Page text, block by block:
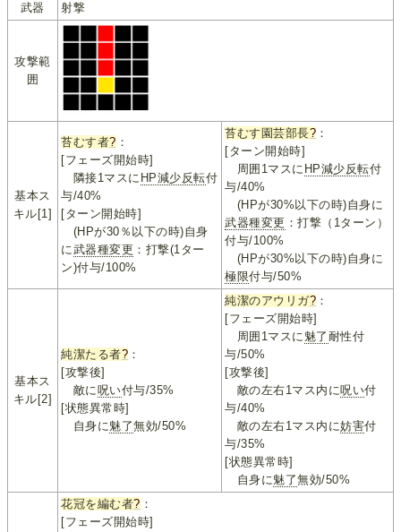
武器
射撃
攻撃範
囲
基本ス
キル[1]
苔むす者? ：
[フェーズ開始時]
隣接1マスに HP減少反転付
与/40%
[ターン開始時]
(HPが30％以下の時)自身
に武器種変更 ：打撃(1ター
ン)付与/100%
苔むす園芸部長? ：
[ターン開始時]
周囲1マスに HP減少反転付
与/40%
(HPが30%以下の時)自身に
武器種変更 ：打撃（1ターン）
付与/100%
(HPが30%以下の時)自身に
極限付与/50%
基本ス
キル[2]
純潔たる者? ：
[攻撃後]
敵に呪い付与/35%
[状態異常時]
自身に魅了無効/50%
純潔のアウリガ? ：
[フェーズ開始時]
周囲1マスに 魅了 耐性付
与/50%
[攻撃後]
敵の左右1マス内に呪い付
与/40%
敵の左右1マス内に妨害付
与/35%
[状態異常時]
自身に魅了無効/50%
花冠を編む者? ：
[フェーズ開始時]